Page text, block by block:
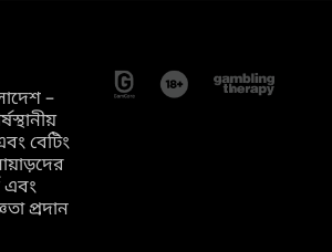
–
বেটিং
এবং
প্রদান